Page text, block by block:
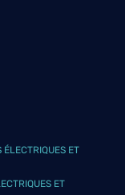
ÉLECTRIQUES ET
ET